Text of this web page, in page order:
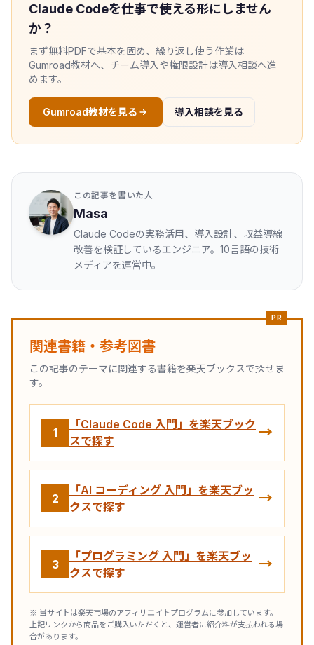
Claude Codeを仕事で使える形にしません
か？
まず無料PDFで基本を固め、繰り返し使う作業は
Gumroad教材へ、チーム導入や権限設計は導入相談へ進
めます。
Gumroad教材を見る 導入相談を見る
この記事を書いた人
Masa
Claude Codeの実務活用、導入設計、収益導線
改善を検証しているエンジニア。10言語の技術
メディアを運営中。
PR
関連書籍・参考図書
この記事のテーマに関連する書籍を楽天ブックスで探せま
す。
1
「Claude Code 入門」を楽天ブック
スで探す
→
2
「AI コーディング 入門」を楽天ブッ
クスで探す
→
3
「プログラミング 入門」を楽天ブッ
クスで探す
→
※ 当サイトは楽天市場のアフィリエイトプログラムに参加しています。
上記リンクから商品をご購入いただくと、運営者に紹介料が支払われる場
合があります。